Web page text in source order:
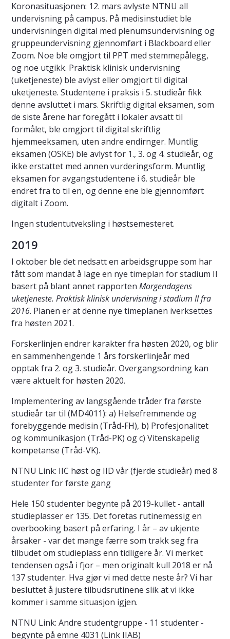
Koronasituasjonen: 12. mars avlyste NTNU all
undervisning på campus. På medisinstudiet ble
undervisningen digital med plenumsundervisning og
gruppeundervisning gjennomført i Blackboard eller
Zoom. Noe ble omgjort til PPT med stemmepålegg,
og noe utgikk. Praktisk klinisk undervisning
(uketjeneste) ble avlyst eller omgjort til digital
uketjeneste. Studentene i praksis i 5. studieår fikk
denne avsluttet i mars. Skriftlig digital eksamen, som
de siste årene har foregått i lokaler avsatt til
formålet, ble omgjort til digital skriftlig
hjemmeeksamen, uten andre endirnger. Muntlig
eksamen (OSKE) ble avlyst for 1., 3. og 4. studieår, og
ikke erstattet med annen vurderingsform. Muntlig
eksamen for avgangstudentene i 6. studieår ble
endret fra to til en, og denne ene ble gjennomført
digitalt i Zoom.
Ingen studentutveksling i høstsemesteret.
2019
I oktober ble det nedsatt en arbeidsgruppe som har
fått som mandat å lage en nye timeplan for stadium II
basert på blant annet rapporten Morgendagens
uketjeneste. Praktisk klinisk undervisning i stadium II fra
2016. Planen er at denne nye timeplanen iverksettes
fra høsten 2021.
Forskerlinjen endrer karakter fra høsten 2020, og blir
en sammenhengende 1 års forskerlinjeår med
opptak fra 2. og 3. studieår. Overgangsordning kan
være aktuelt for høsten 2020.
Implementering av langsgående tråder fra første
studieår tar til (MD4011): a) Helsefremmende og
forebyggende medisin (Tråd-FH), b) Profesjonalitet
og kommunikasjon (Tråd-PK) og c) Vitenskapelig
kompetanse (Tråd-VK).
NTNU Link: IIC høst og IID vår (fjerde studieår) med 8
studenter for første gang
Hele 150 studenter begynte på 2019-kullet - antall
studieplasser er 135. Det foretas rutinemessig en
overbooking basert på erfaring. I år – av ukjente
årsaker - var det mange færre som trakk seg fra
tilbudet om studieplass enn tidligere år. Vi merket
tendensen også i fjor – men originalt kull 2018 er nå
137 studenter. Hva gjør vi med dette neste år? Vi har
besluttet å justere tilbudsrutinene slik at vi ikke
kommer i samme situasjon igjen.
NTNU Link: Andre studentgruppe - 11 studenter -
begynte på emne 4031 (Link IIAB)